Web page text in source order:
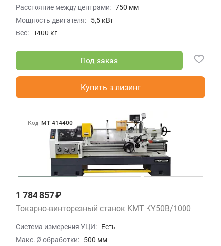
Расстояние между центрами: 750 мм
Мощность двигателя:
5,5 кВт
Вес:
1400 кг
Под заказ
Купить в лизинг
1 784 857 ₽
Токарно-винторезный станок KMT KY50B/1000
Система измерения УЦИ:
Есть
Макс. Ø обработки:
500 мм
Код МТ 414400